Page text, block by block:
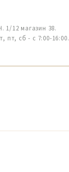
1/12 магазин 38.
пт, сб - с 7:00-16:00.